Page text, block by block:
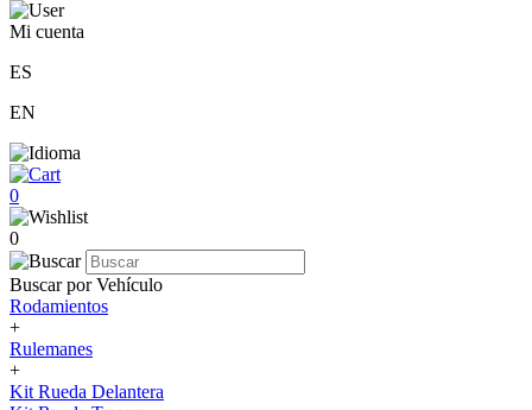
Mi cuenta
ES
EN
0
0
Buscar por Vehículo
Rodamientos
+
Rulemanes
+
Kit Rueda Delantera